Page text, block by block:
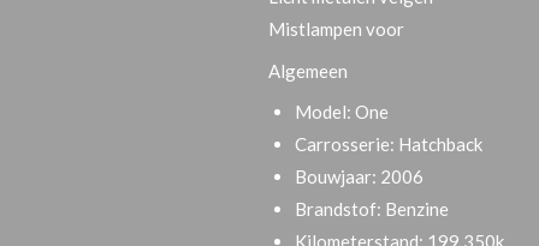
Mistlampen voor
Algemeen
Model: One
Carrosserie: Hatchback
Bouwjaar: 2006
Brandstof: Benzine
Kilometerstand: 199.350k